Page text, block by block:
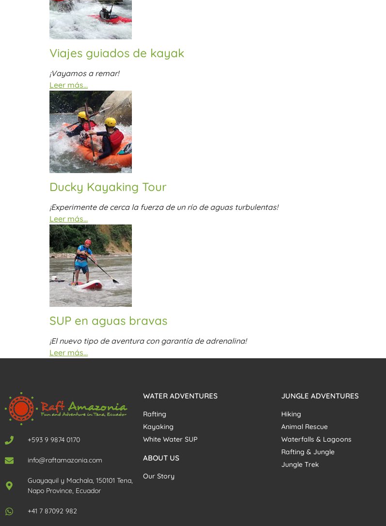
Viajes guiados de kayak
¡Vayamos a remar!
Leer más…
Ducky Kayaking Tour
¡Experimente de cerca la fuerza de un río de aguas turbulentas!
Leer más…
SUP en aguas bravas
¡El nuevo tipo de aventura con garantía de adrenalina!
Leer más…
+593 9 9874 0170
info@raftamazonia.com
Guayaquil y Machala, 150101 Tena,
Napo Province, Ecuador
+41 7 87092 982
WATER ADVENTURES
Rafting
Kayaking
White Water SUP
ABOUT US
Our Story
JUNGLE ADVENTURES
Hiking
Animal Rescue
Waterfalls & Lagoons
Rafting & Jungle
Jungle Trek